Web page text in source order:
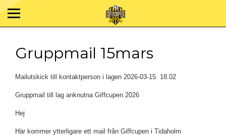
Gruppmail 15mars
Mailutskick till kontaktperson i lagen 2026-03-15 18.02
Gruppmail till lag anknutna Giffcupen 2026
Hej
Här kommer ytterligare ett mail från Giffcupen i Tidaholm